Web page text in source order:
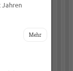
Mehr